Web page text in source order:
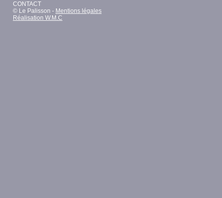
CONTACT
© Le Palisson - Mentions légales
Réalisation W.M.C